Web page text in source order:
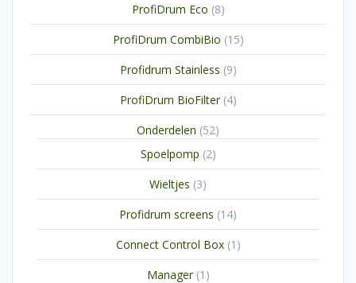
ProfiDrum Eco 88
producten
ProfiDrum CombiBio 1515
producten
Profidrum Stainless 99
producten
ProfiDrum BioFilter 44
producten
Onderdelen 5252
Spoelpomp 22
producten
Wieltjes 33
producten
Profidrum screens 1414
producten
Connect Control Box 1 1
product
Manager 1 1